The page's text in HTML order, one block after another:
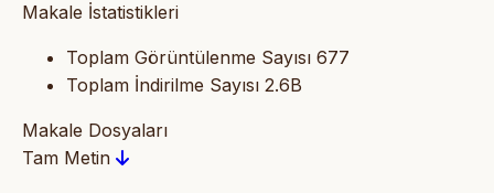
Makale İstatistikleri
Toplam Görüntülenme Sayısı 677
Toplam İndirilme Sayısı 2.6B
Makale Dosyaları
Tam Metin